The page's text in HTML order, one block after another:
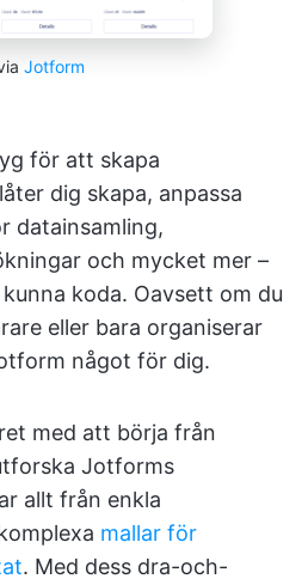
Jotform
för att skapa
dig skapa, anpassa
datainsamling,
och mycket mer –
koda. Oavsett om du
eller bara organiserar
något för dig.
med att börja från
Jotforms
allt från enkla
mallar för
. Med dess dra-och-